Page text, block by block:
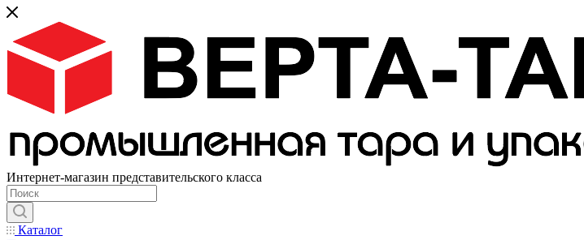
Интернет-магазин представительского класса
Каталог